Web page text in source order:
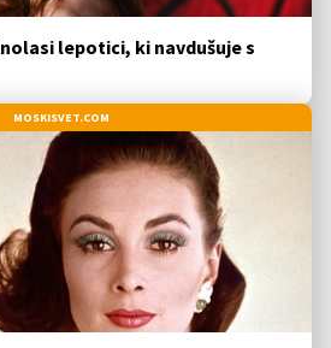
lepotici, ki navdušuje s
MOSKISVET.COM